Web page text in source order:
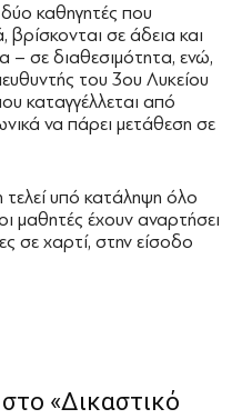
δύο καθηγητές που
σε άδεια και
– σε διαθεσιμότητα, ενώ,
του 3ου Λυκείου
καταγγέλλεται από
να πάρει μετάθεση σε
υπό κατάληψη όλο
μαθητές έχουν αναρτήσει
σε χαρτί, στην είσοδο
«Δικαστικό